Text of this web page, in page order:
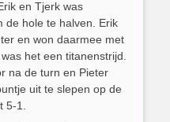
en Tjerk was
de hole te halven. Erik
en won daarmee met
het een titanenstrijd.
na de turn en Pieter
uit te slepen op de
1.